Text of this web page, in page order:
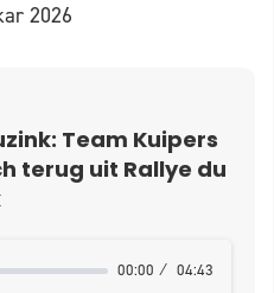
2026
Team Kuipers
terug uit Rallye du
00:00 04:43